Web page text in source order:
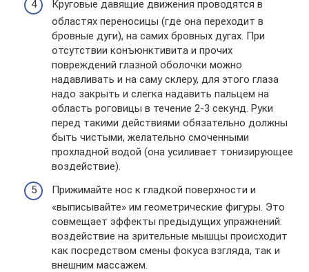
Круговые давящие движения проводятся в
областях переносицы (где она переходит в
бровные дуги), на самих бровных дугах. При
отсутствии конъюнктивита и прочих
повреждений глазной оболочки можно
надавливать и на саму склеру, для этого глаза
надо закрыть и слегка надавить пальцем на
область роговицы в течение 2-3 секунд. Руки
перед такими действиями обязательно должны
быть чистыми, желательно смоченными
прохладной водой (она усиливает тонизирующее
воздействие).
Прижимайте нос к гладкой поверхности и
«выписывайте» им геометрические фигуры. Это
совмещает эффекты предыдущих упражнений:
воздействие на зрительные мышцы происходит
как посредством смены фокуса взгляда, так и
внешним массажем.